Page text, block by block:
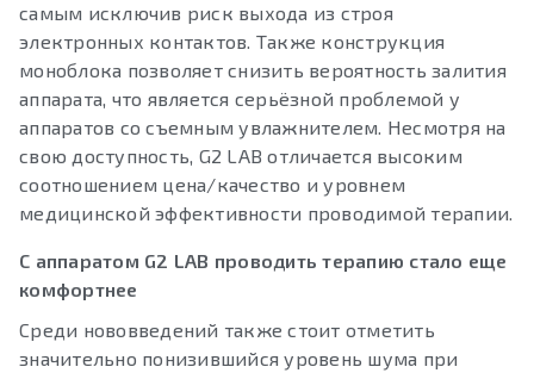
самым исключив риск выхода из строя
электронных контактов. Также конструкция
моноблока позволяет снизить вероятность залития
аппарата, что является серьёзной проблемой у
аппаратов со съемным увлажнителем. Несмотря на
свою доступность, G2 LAB отличается высоким
соотношением цена/качество и уровнем
медицинской эффективности проводимой терапии.
С аппаратом G2 LAB проводить терапию стало еще
комфортнее
Среди нововведений также стоит отметить
значительно понизившийся уровень шума при